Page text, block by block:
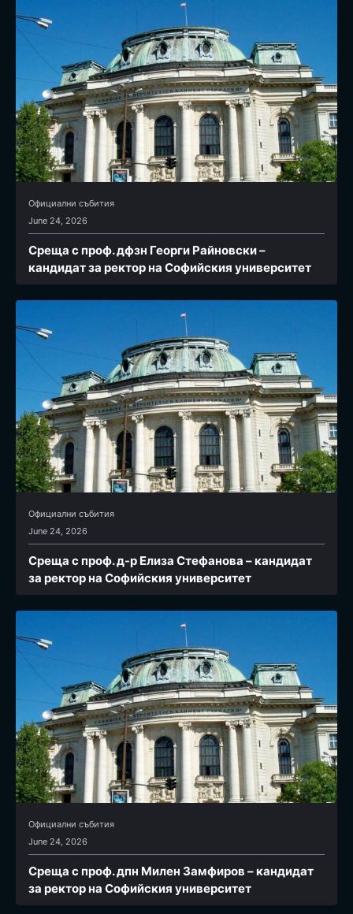
Официални събития
June 24, 2026
Среща с проф. дфзн Георги Райновски –
кандидат за ректор на Софийския университет
Официални събития
June 24, 2026
Среща с проф. д-р Елиза Стефанова – кандидат
за ректор на Софийския университет
Официални събития
June 24, 2026
Среща с проф. дпн Милен Замфиров – кандидат
за ректор на Софийския университет